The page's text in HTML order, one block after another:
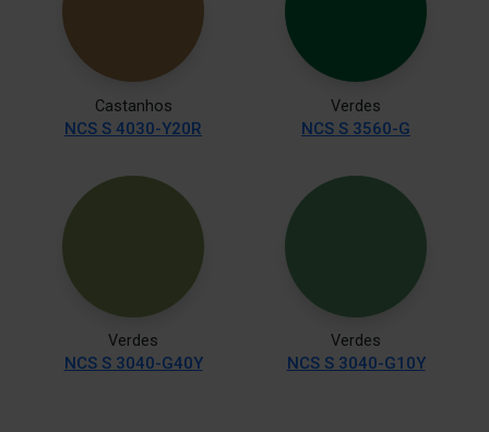
Castanhos
NCS S 4030-Y20R
Verdes
NCS S 3560-G
Verdes
NCS S 3040-G40Y
Verdes
NCS S 3040-G10Y